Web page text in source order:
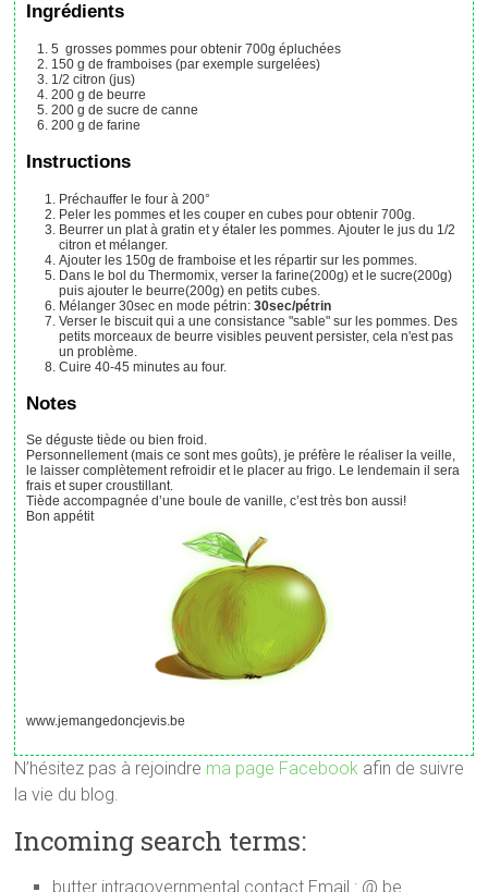
Ingrédients
5 grosses pommes pour obtenir 700g épluchées
150 g de framboises (par exemple surgelées)
1/2 citron (jus)
200 g de beurre
200 g de sucre de canne
200 g de farine
Instructions
Préchauffer le four à 200°
Peler les pommes et les couper en cubes pour obtenir 700g.
Beurrer un plat à gratin et y étaler les pommes. Ajouter le jus du 1/2
citron et mélanger.
Ajouter les 150g de framboise et les répartir sur les pommes.
Dans le bol du Thermomix, verser la farine(200g) et le sucre(200g)
puis ajouter le beurre(200g) en petits cubes.
Mélanger 30sec en mode pétrin:30sec/pétrin
Verser le biscuit qui a une consistance "sable" sur les pommes. Des
petits morceaux de beurre visibles peuvent persister, cela n'est pas
un problème.
Cuire 40-45 minutes au four.
Notes
Se déguste tiède ou bien froid.
Personnellement (mais ce sont mes goûts), je préfère le réaliser la veille,
le laisser complètement refroidir et le placer au frigo. Le lendemain il sera
frais et super croustillant.
Tiède accompagnée d’une boule de vanille, c’est très bon aussi!
Bon appétit
www.jemangedoncjevis.be
N’hésitez pas à rejoindre ma page Facebook afin de suivre
la vie du blog.
Incoming search terms:
butter intragovernmental contact Email : @ be